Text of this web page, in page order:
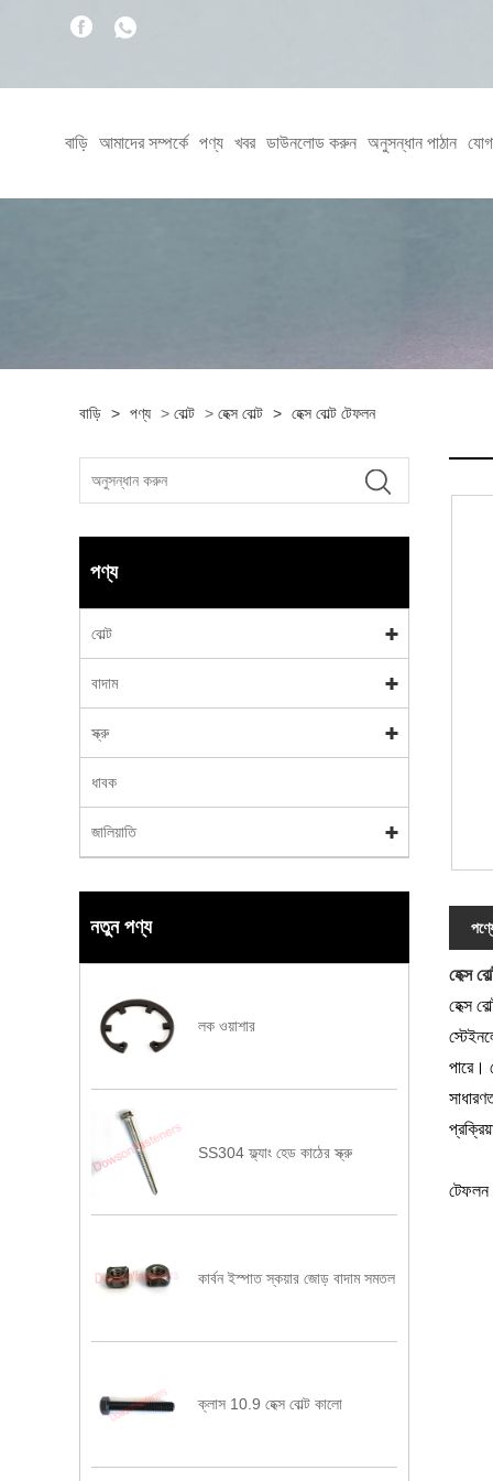
বাড়ি আমাদের সম্পর্কে পণ্য খবর ডাউনলোড করুন অনুসন্ধান পাঠান
বাড়ি > পণ্য > বোল্ট > হেক্স বোল্ট > হেক্স বোল্ট টেফলন
পণ্য
বোল্ট
বাদাম
স্ক্রু
ধাবক
জালিয়াতি
নতুন পণ্য
লক ওয়াশার
SS304 ফ্ল্যাং হেড কাঠের স্ক্রু
কার্বন ইস্পাত স্কয়ার জোড় বাদাম সমতল
ক্লাস 10.9 হেক্স বোল্ট কালো
হেক্স
হেক্স
পারে।